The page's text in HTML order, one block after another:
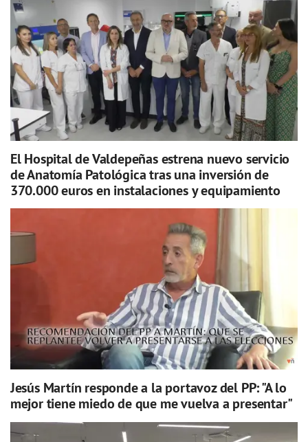
El Hospital de Valdepeñas estrena nuevo servicio
de Anatomía Patológica tras una inversión de
370.000 euros en instalaciones y equipamiento
Jesús Martín responde a la portavoz del PP: "A lo
mejor tiene miedo de que me vuelva a presentar"